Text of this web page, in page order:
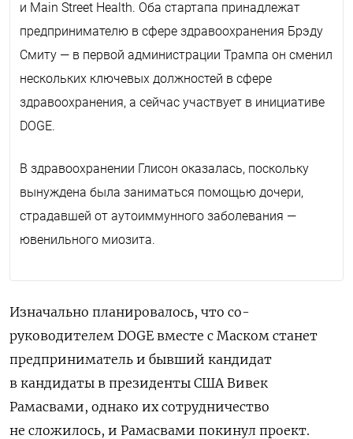
и Main Street Health. Оба стартапа принадлежат
предпринимателю в сфере здравоохранения Брэду
Смиту — в первой администрации Трампа он сменил
нескольких ключевых должностей в сфере
здравоохранения, а сейчас участвует в инициативе
DOGE.
В здравоохранении Глисон оказалась, поскольку
вынуждена была заниматься помощью дочери,
страдавшей от аутоиммунного заболевания —
ювенильного миозита.
Изначально планировалось, что со-
руководителем DOGE вместе с Маском станет
предприниматель и бывший кандидат
в кандидаты в президенты США Вивек
Рамасвами, однако их сотрудничество
не сложилось, и Рамасвами покинул проект.